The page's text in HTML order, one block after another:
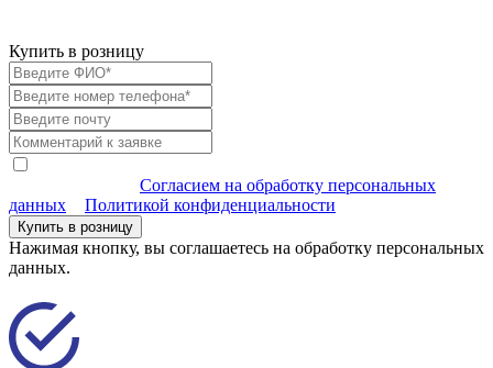
Купить в розницу
Согласием на обработку персональных
данных
Политикой конфиденциальности
Нажимая кнопку, вы соглашаетесь на обработку персональных
данных.